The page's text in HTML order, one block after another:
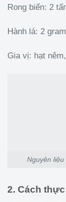
Rong biển: 2
Hành lá: 2 gram
Gia vị: hạt
Nguyên
2. Cách